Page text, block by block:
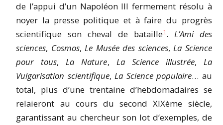
de l’appui d’un Napoléon III fermement résolu à
noyer la presse politique et à faire du progrès
scientifique son cheval de bataille1. L’Ami des
sciences, Cosmos,Le Musée des sciences,La Science
pour tous,La Nature, La Science illustrée, La
Vulgarisation scientifique,La Science populaire… au
total, plus d’une trentaine d’hebdomadaires se
relaieront au cours du second XIXème siècle,
garantissant au chercheur son lot d’exemples, de